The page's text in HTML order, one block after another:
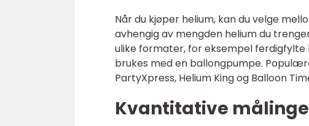
Når du kjøper helium, kan du velge
avhengig av mengden helium du
ulike formater, for eksempel
brukes med en ballongpumpe.
PartyXpress, Helium King og Balloon
Kvantitative